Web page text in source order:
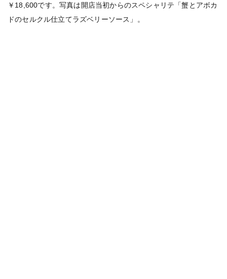
￥18,600です。写真は開店当初からのスペシャリテ「蟹とアボカ
ドのセルクル仕立てラズベリーソース」。